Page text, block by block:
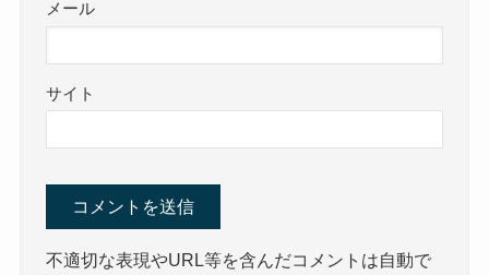
メール
サイト
不適切な表現やURL等を含んだコメントは自動で